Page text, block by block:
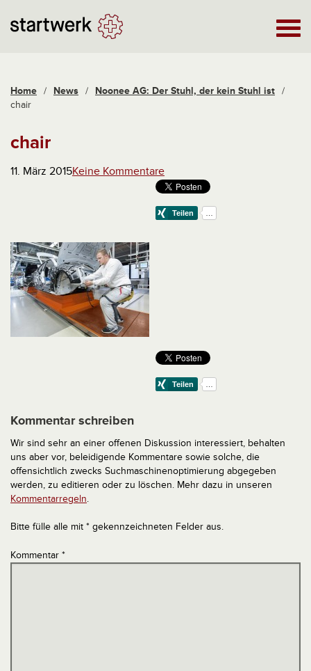
Home / News / Noonee AG: Der Stuhl, der kein Stuhl ist /
chair
chair
11. März 2015Keine Kommentare
Kommentar schreiben
Wir sind sehr an einer offenen Diskussion interessiert, behalten
uns aber vor, beleidigende Kommentare sowie solche, die
offensichtlich zwecks Suchmaschinenoptimierung abgegeben
werden, zu editieren oder zu löschen. Mehr dazu in unseren
Kommentarregeln.
Bitte fülle alle mit * gekennzeichneten Felder aus.
Kommentar *